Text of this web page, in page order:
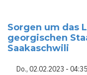
Sorgen um das
georgischen
Saakaschwili
Do., 02.02.2023 - 04:35